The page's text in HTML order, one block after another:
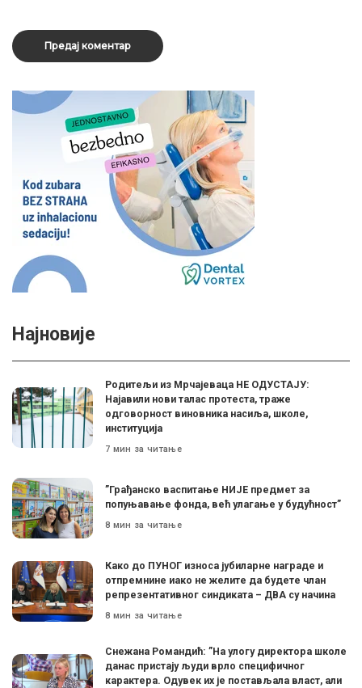
Најновије
Родитељи из Мрчајеваца НЕ ОДУСТАЈУ:
Најавили нови талас протеста, траже
одговорност виновника насиља, школе,
институција
7 мин за читање
”Грађанско васпитање НИЈЕ предмет за
попуњавање фонда, већ улагање у будућност”
8 мин за читање
Како до ПУНОГ износа јубиларне награде и
отпремнине иако не желите да будете члан
репрезентативног синдиката – ДВА су начина
8 мин за читање
Снежана Романдић: ”На улогу директора школе
данас пристају људи врло специфичног
карактера. Одувек их је постављала власт, али